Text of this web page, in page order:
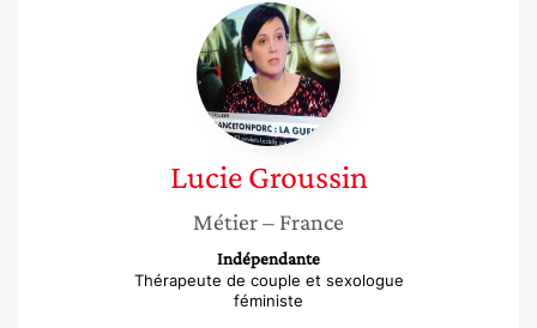
Lucie
Groussin
Lucie Groussin
Métier– France
Indépendante
Thérapeute de couple et sexologue
féministe